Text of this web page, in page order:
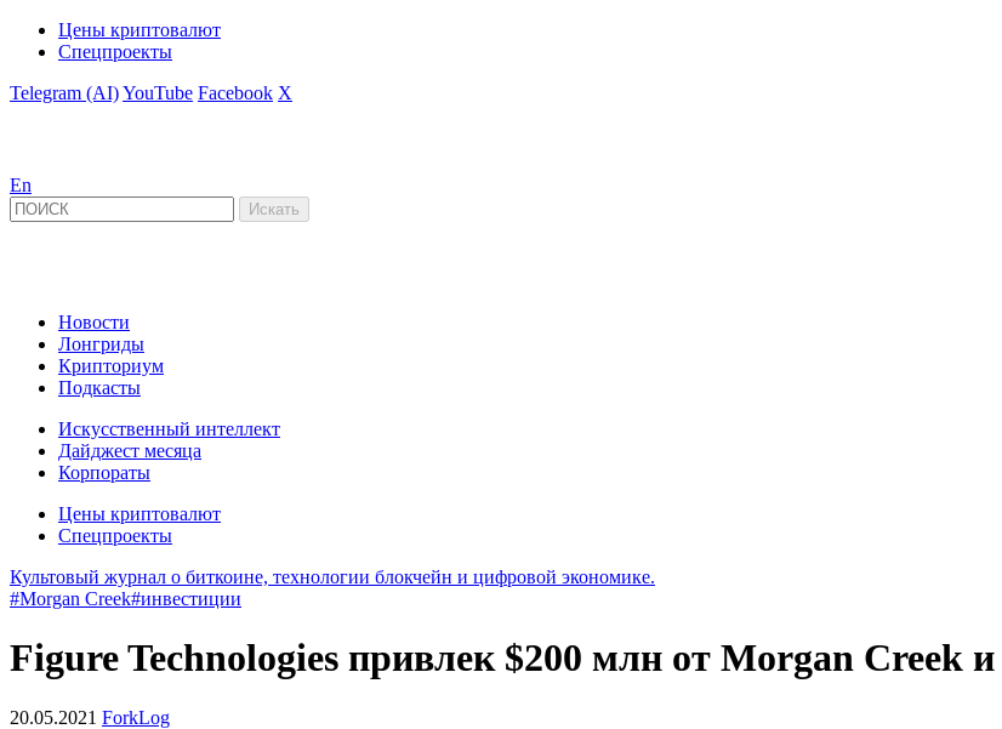
Цены криптовалют
Спецпроекты
Telegram (AI)YouTube Facebook X
En
Новости
Лонгриды
Крипториум
Подкасты
Искусственный интеллект
Дайджест месяца
Корпораты
Цены криптовалют
Спецпроекты
Культовый журнал о биткоине, технологии блокчейн и цифровой экономике.
#Morgan Creek#инвестиции
Figure Technologies привлек $200 млн от Morgan Creek и
20.05.2021 ForkLog